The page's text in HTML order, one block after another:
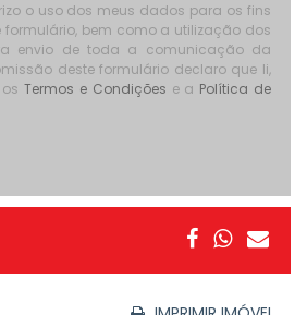
o uso dos meus dados para os fins
formulário, bem como a utilização dos
envio de toda a comunicação da
deste formulário declaro que li,
osTermos e Condições e a Política de